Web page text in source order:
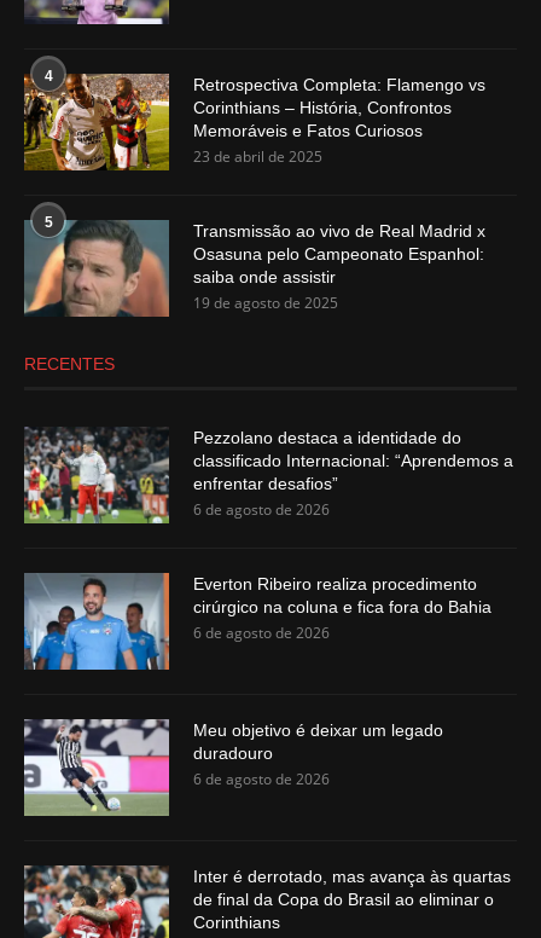
4
Retrospectiva Completa: Flamengo vs
Corinthians – História, Confrontos
Memoráveis e Fatos Curiosos
23 de abril de 2025
5
Transmissão ao vivo de Real Madrid x
Osasuna pelo Campeonato Espanhol:
saiba onde assistir
19 de agosto de 2025
RECENTES
Pezzolano destaca a identidade do
classificado Internacional: “Aprendemos a
enfrentar desafios”
6 de agosto de 2026
Everton Ribeiro realiza procedimento
cirúrgico na coluna e fica fora do Bahia
6 de agosto de 2026
Meu objetivo é deixar um legado
duradouro
6 de agosto de 2026
Inter é derrotado, mas avança às quartas
de final da Copa do Brasil ao eliminar o
Corinthians